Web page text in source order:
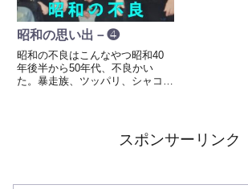
昭和の思い出－❹
昭和の不良はこんなやつ昭和40
年後半から50年代、不良かい
た。暴走族、ツッパリ、シャコタ
つの高校から今は平和ですね、あ
のころ学生服では渋谷新宿はいけスポンサーリンク